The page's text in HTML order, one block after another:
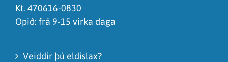
Kt. 470616-0830
Opið: frá 9-15 virka daga
Veiddir þú eldislax?